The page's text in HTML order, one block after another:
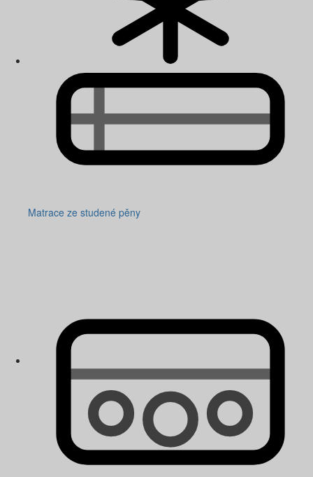
Matrace ze studené pěny